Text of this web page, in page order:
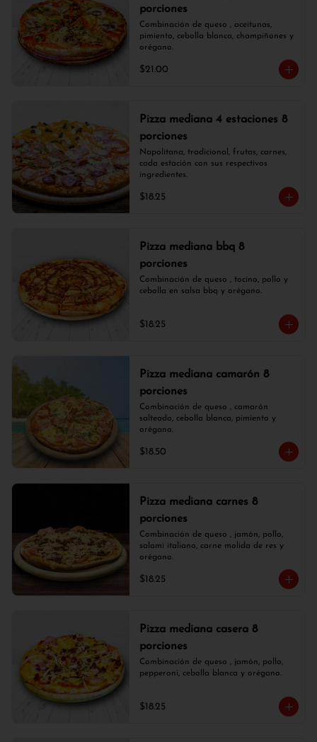
porciones
Combinación de queso , aceitunas,
pimiento, cebolla blanca, champiñones y
orégano.
$21.00
Pizza mediana 4 estaciones 8
porciones
Napolitana, tradicional, frutas, carnes,
cada estación con sus respectivos
ingredientes.
$18.25
Pizza mediana bbq 8
porciones
Combinación de queso , tocino, pollo y
cebolla en salsa bbq y orégano.
$18.25
Pizza mediana camarón 8
porciones
Combinación de queso , camarón
salteado, cebolla blanca, pimiento y
orégano.
$18.50
Pizza mediana carnes 8
porciones
Combinación de queso , jamón, pollo,
salami italiano, carne molida de res y
orégano.
$18.25
Pizza mediana casera 8
porciones
Combinación de queso , jamón, pollo,
pepperoni, cebolla blanca y orégano.
$18.25